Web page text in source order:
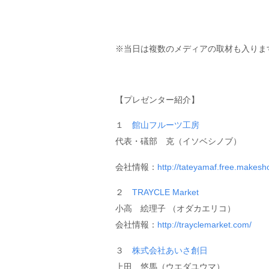
※当日は複数のメディアの取材も入りま
【プレゼンター紹介】
１
館山フルーツ工房
代表・礒部 克（イソベシノブ）
会社情報： http://
２ TRAYCLE Market
小高 絵理子 （オダカエリコ）
会社情報： http://trayclemarket.com/
３ 株式会社あいさ創日
上田 悠馬（ウエダユウマ）